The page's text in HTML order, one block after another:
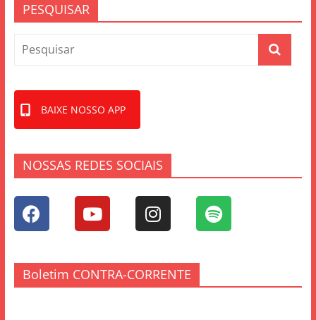
PESQUISAR
BAIXE NOSSO APP
NOSSAS REDES SOCIAIS
Boletim CONTRA-CORRENTE